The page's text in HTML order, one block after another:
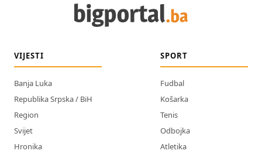
VIJESTI
Banja Luka
Republika Srpska / BiH
Region
Svijet
Hronika
SPORT
Fudbal
Košarka
Tenis
Odbojka
Atletika